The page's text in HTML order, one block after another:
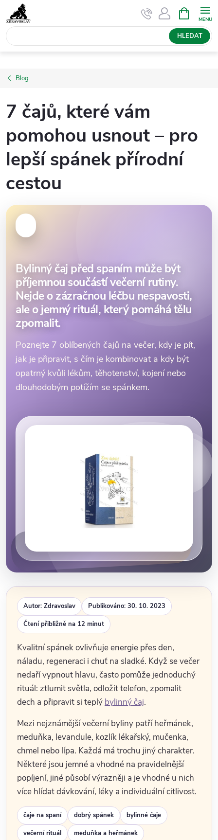
na
obsah
HLEDAT
NÁKUPNÍ
KOŠÍK
Blog
7 čajů, které vám
pomohou usnout – pro
lepší spánek přírodní
cestou
Bylinný čaj před spaním může být
příjemnou součástí večerní rutiny.
Nejde o zázračnou léčbu nespavosti,
ale o jemný rituál, který pomáhá tělu
zpomalit.
Poznejte 7 oblíbených čajů na večer, kdy je pít,
jak je připravit, s čím je kombinovat a kdy být
opatrný kvůli lékům, těhotenství, kojení nebo
dlouhodobým potížím se spánkem.
Autor: Zdravoslav Publikováno: 30. 10. 2023
Čtení přibližně na 12 minut
Kvalitní spánek ovlivňuje energie přes den,
náladu, regeneraci i chuť na sladké. Když se večer
nedaří vypnout hlavu, často pomůže jednoduchý
rituál: ztlumit světla, odložit telefon, zpomalit
dech a připravit si teplý bylinný čaj.
Mezi nejznámější večerní byliny patří heřmánek,
meduňka, levandule, kozlík lékařský, mučenka,
chmel nebo lípa. Každá má trochu jiný charakter.
Některé jsou jemné a vhodné na pravidelnější
popíjení, jiné působí výrazněji a je vhodné u nich
více hlídat dávkování, léky a individuální citlivost.
čaje na spaní dobrý spánek bylinné čaje
večerní rituál meduňka a heřmánek